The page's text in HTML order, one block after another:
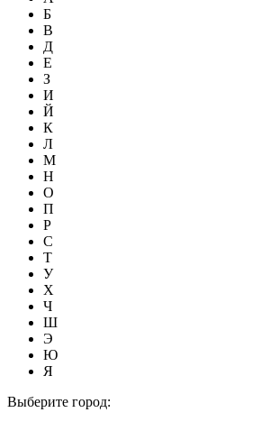
Б
В
Д
Е
З
И
Й
К
Л
М
Н
О
П
Р
С
Т
У
Х
Ч
Ш
Э
Ю
Я
Выберите город: